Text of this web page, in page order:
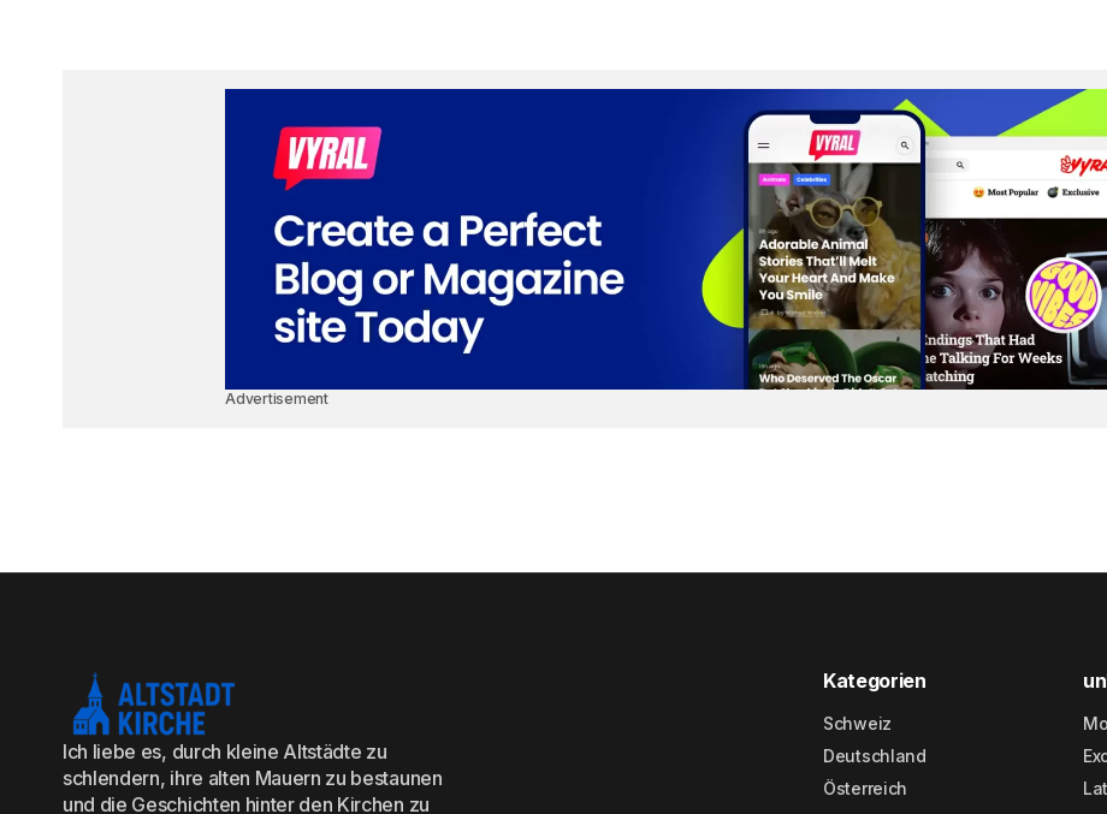
Advertisement
Ich liebe es, durch kleine Altstädte zu
schlendern, ihre alten Mauern zu bestaunen
und die Geschichten hinter den Kirchen zu
Kategorien
Schweiz
Deutschland
Österreich